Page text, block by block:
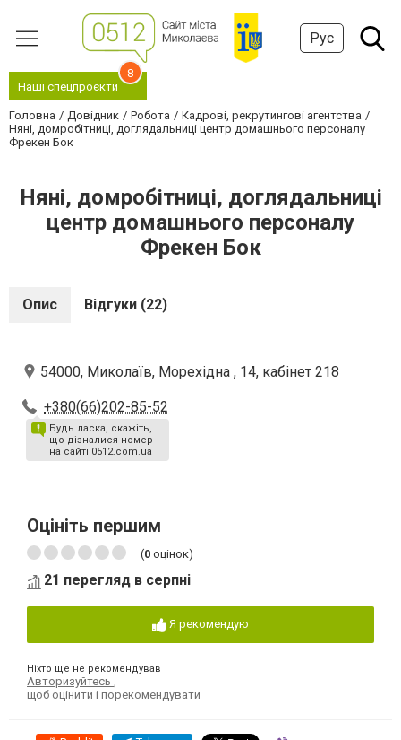
Рус
Наші спецпроєкти
8
Головна Довідник Робота
Кадрові, рекрутингові агентства
Няні, домробітниці, доглядальниці центр домашнього персоналу
Фрекен Бок
Няні, домробітниці, доглядальниці
центр домашнього персоналу
Фрекен Бок
Опис Відгуки (22)
54000, Миколаїв, Морехідна , 14, кабінет 218
+380(66)202-85-52
Будь ласка, скажіть,
що дізналися номер
на сайті 0512.com.ua
Оцініть першим
(0 оцінок)
21 перегляд в серпні
Я рекомендую
Ніхто ще не рекомендував
Авторизуйтесь
щоб оцінити і порекомендувати